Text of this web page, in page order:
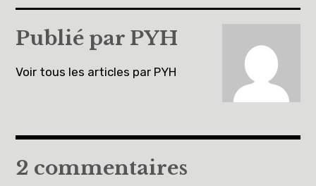
l’article
Publié par PYH
Voir tous les articles par PYH
2 commentaires